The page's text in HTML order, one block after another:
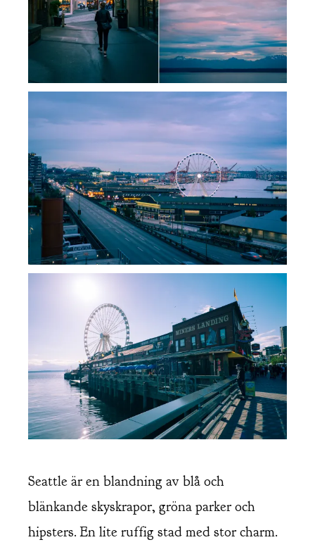
Seattle är en blandning av blå och
blänkande skyskrapor, gröna parker och
hipsters. En lite ruffig stad med stor charm.